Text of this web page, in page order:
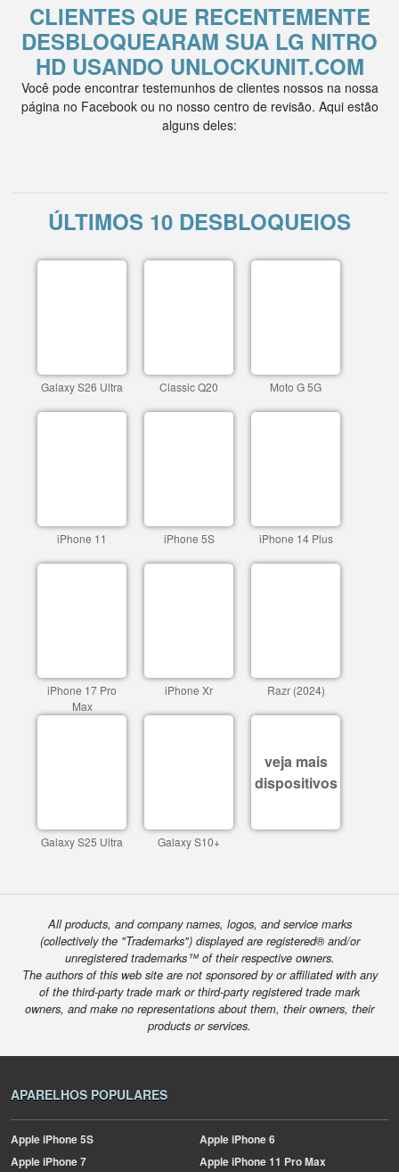
CLIENTES QUE RECENTEMENTE
DESBLOQUEARAM SUA LG NITRO
HD USANDO UNLOCKUNIT.COM
Você pode encontrar testemunhos de clientes nossos na nossa
página no Facebook ou no nosso centro de revisão. Aqui estão
alguns deles:
ÚLTIMOS 10 DESBLOQUEIOS
Galaxy S26 Ultra Classic Q20 Moto G 5G
iPhone 11 iPhone 5S iPhone 14 Plus
iPhone 17 Pro
Max
iPhone Xr Razr (2024)
Galaxy S25 Ultra Galaxy S10+
veja mais
dispositivos
All products, and company names, logos, and service marks
(collectively the "Trademarks") displayed are registered® and/or
unregistered trademarks™ of their respective owners.
The authors of this web site are not sponsored by or affiliated with any
of the third-party trade mark or third-party registered trade mark
owners, and make no representations about them, their owners, their
products or services.
APARELHOS POPULARES
AppleiPhone 5S AppleiPhone 6
AppleiPhone 7 AppleiPhone 11 Pro Max